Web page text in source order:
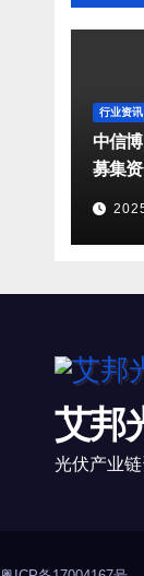
行业资讯
中信
募集
艾邦
光伏产业